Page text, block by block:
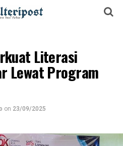
Literasi
Lewat Program
on 23/09/2025